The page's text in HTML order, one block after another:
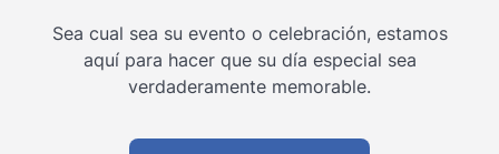
Sea cual sea su evento o celebración, estamos
aquí para hacer que su día especial sea
verdaderamente memorable.